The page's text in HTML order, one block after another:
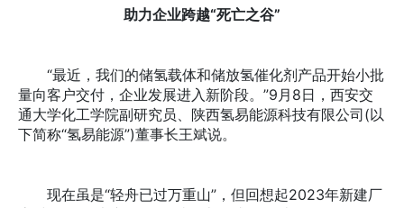
助力企业跨越“死亡之谷”
“最近，我们的储氢载体和储放氢催化剂产品开始小批
量向客户交付，企业发展进入新阶段。”9月8日，西安交
通大学化工学院副研究员、陕西氢易能源科技有限公司(以
下简称“氢易能源”)董事长王斌说。
现在虽是“轻舟已过万重山”，但回想起2023年新建厂